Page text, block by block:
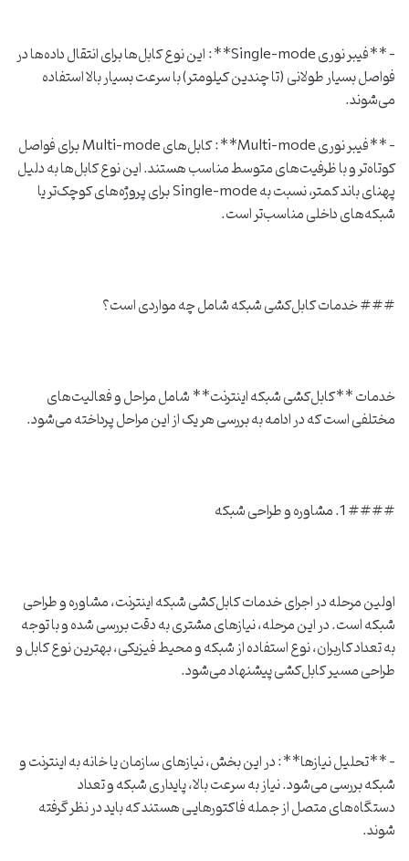
– **فیبر نوری Single-mode**: این نوع کابل‌ها برای انتقال داده‌ها در
فواصل بسیار طولانی (تا چندین کیلومتر) با سرعت بسیار بالا استفاده
می‌شوند.
– **فیبر نوری Multi-mode**: کابل‌های Multi-mode برای فواصل
کوتاه‌تر و با ظرفیت‌های متوسط مناسب هستند. این نوع کابل‌ها به دلیل
پهنای باند کمتر، نسبت به Single-mode برای پروژه‌های کوچک‌تر یا
شبکه‌های داخلی مناسب‌تر است.
### خدمات کابل‌کشی شبکه شامل چه مواردی است؟
خدمات **کابل‌کشی شبکه اینترنت** شامل مراحل و فعالیت‌های
مختلفی است که در ادامه به بررسی هر یک از این مراحل پرداخته می‌شود.
#### 1. مشاوره و طراحی شبکه
اولین مرحله در اجرای خدمات کابل‌کشی شبکه اینترنت، مشاوره و طراحی
شبکه است. در این مرحله، نیازهای مشتری به دقت بررسی شده و با توجه
به تعداد کاربران، نوع استفاده از شبکه و محیط فیزیکی، بهترین نوع کابل و
طراحی مسیر کابل‌کشی پیشنهاد می‌شود.
– **تحلیل نیازها**: در این بخش، نیازهای سازمان یا خانه به اینترنت و
شبکه بررسی می‌شود. نیاز به سرعت بالا، پایداری شبکه و تعداد
دستگاه‌های متصل از جمله فاکتورهایی هستند که باید در نظر گرفته
شوند.